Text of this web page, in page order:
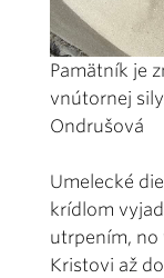
Pamätník je
vnútornej
Ondrušová
Umelecké
krídlom
utrpením, no
Kristovi až